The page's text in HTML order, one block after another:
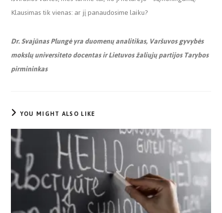
Klausimas tik vienas: ar jį panaudosime laiku?
Dr. Svajūnas Plungė yra duomenų analitikas, Varšuvos gyvybės
mokslų universiteto docentas ir Lietuvos žaliųjų partijos Tarybos
pirmininkas
YOU MIGHT ALSO LIKE